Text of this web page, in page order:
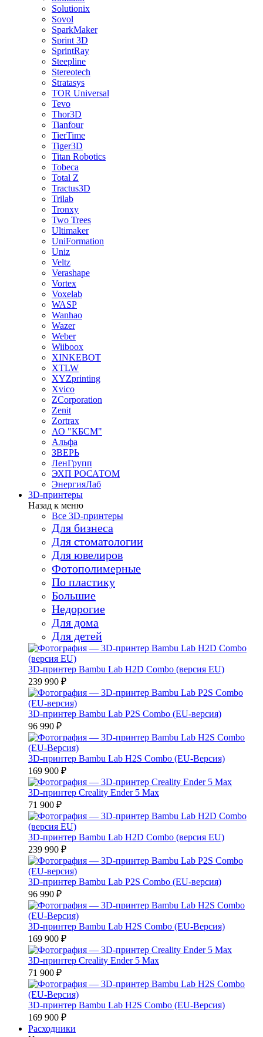
Solutionix
Sovol
SparkMaker
Sprint 3D
SprintRay
Steepline
Stereotech
Stratasys
TOR Universal
Tevo
Thor3D
Tianfour
TierTime
Tiger3D
Titan Robotics
Tobeca
Total Z
Tractus3D
Trilab
Tronxy
Two Trees
Ultimaker
UniFormation
Uniz
Veltz
Verashape
Vortex
Voxelab
WASP
Wanhao
Wazer
Weber
Wiiboox
XINKEBOT
XTLW
XYZprinting
Xvico
ZCorporation
Zenit
Zortrax
АО "КБСМ"
Альфа
ЗВЕРЬ
ЛенГрупп
ЭХП РОСАТОМ
ЭнергияЛаб
3D-принтеры
Назад к меню
Все 3D-принтеры
Для бизнеса
Для стоматологии
Для ювелиров
Фотополимерные
По пластику
Большие
Недорогие
Для дома
Для детей
3D-принтер Bambu Lab H2D Combo (версия EU)
239 990 ₽
3D-принтер Bambu Lab P2S Combo (EU-версия)
96 990 ₽
3D-принтер Bambu Lab H2S Combo (EU-Версия)
169 900 ₽
3D-принтер Creality Ender 5 Max
71 900 ₽
3D-принтер Bambu Lab H2D Combo (версия EU)
239 990 ₽
3D-принтер Bambu Lab P2S Combo (EU-версия)
96 990 ₽
3D-принтер Bambu Lab H2S Combo (EU-Версия)
169 900 ₽
3D-принтер Creality Ender 5 Max
71 900 ₽
3D-принтер Bambu Lab H2S Combo (EU-Версия)
169 900 ₽
Расходники